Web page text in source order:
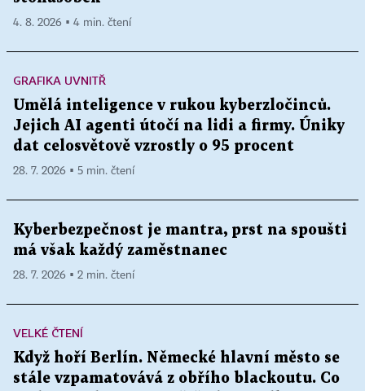
4. 8. 2026 ▪ 4 min. čtení
GRAFIKA UVNITŘ
Umělá inteligence v rukou kyberzločinců.
Jejich AI agenti útočí na lidi a firmy. Úniky
dat celosvětově vzrostly o 95 procent
28. 7. 2026 ▪ 5 min. čtení
Kyberbezpečnost je mantra, prst na spoušti
má však každý zaměstnanec
28. 7. 2026 ▪ 2 min. čtení
VELKÉ ČTENÍ
Když hoří Berlín. Německé hlavní město se
stále vzpamatovává z obřího blackoutu. Co